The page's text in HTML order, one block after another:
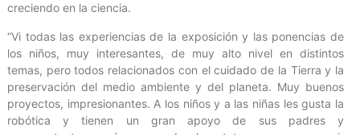
creciendo en la ciencia.
“Vi todas las experiencias de la exposición y las ponencias de
los niños, muy interesantes, de muy alto nivel en distintos
temas, pero todos relacionados con el cuidado de la Tierra y la
preservación del medio ambiente y del planeta. Muy buenos
proyectos, impresionantes. A los niños y a las niñas les gusta la
robótica y tienen un gran apoyo de sus padres y